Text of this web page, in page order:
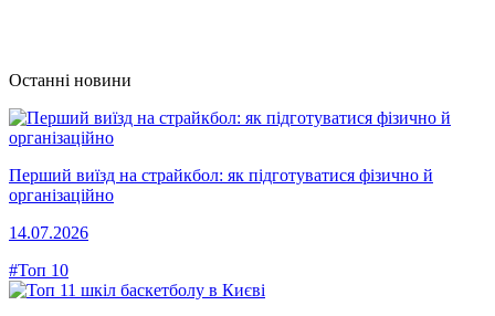
Останні новини
Перший виїзд на страйкбол: як підготуватися фізично й
організаційно
14.07.2026
#Топ 10